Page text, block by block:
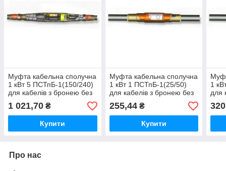
Муфта кабельна сполучна
1 кВт 5 ПСТпБ-1(150/240)
для кабелів з бронею без
гільз
1 021,70 ₴
Купити
Муфта кабельна сполучна
1 кВт 1 ПСТпБ-1(25/50)
для кабелів з бронею без
гільз
255,44₴
Купити
1
для
гільз
Про нас